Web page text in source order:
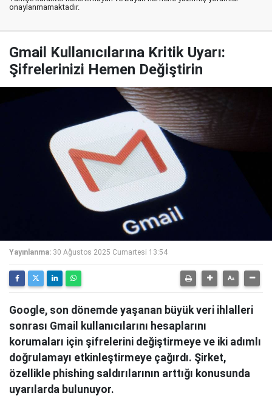
onaylanmamaktadır.
Gmail Kullanıcılarına Kritik Uyarı:
Şifrelerinizi Hemen Değiştirin
Yayınlanma: 30 Ağustos 2025 Cumartesi 13:54
Google, son dönemde yaşanan büyük veri ihlalleri
sonrası Gmail kullanıcılarını hesaplarını
korumaları için şifrelerini değiştirmeye ve iki adımlı
doğrulamayı etkinleştirmeye çağırdı. Şirket,
özellikle phishing saldırılarının arttığı konusunda
uyarılarda bulunuyor.